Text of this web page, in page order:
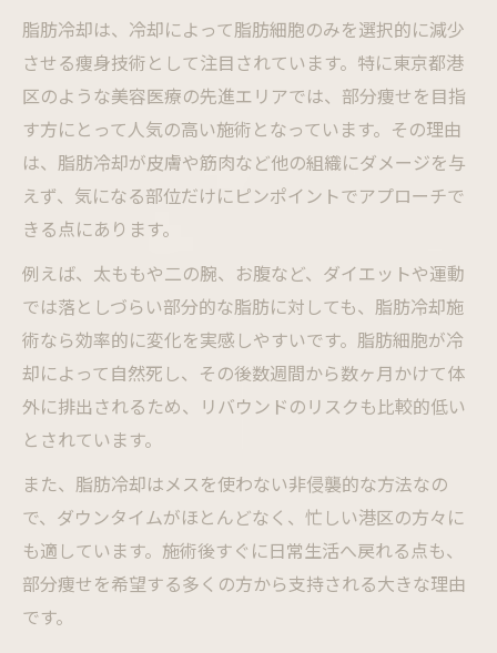
脂肪冷却は、冷却によって脂肪細胞のみを選択的に減少
させる痩身技術として注目されています。特に東京都港
区のような美容医療の先進エリアでは、部分痩せを目指
す方にとって人気の高い施術となっています。その理由
は、脂肪冷却が皮膚や筋肉など他の組織にダメージを与
えず、気になる部位だけにピンポイントでアプローチで
きる点にあります。
例えば、太ももや二の腕、お腹など、ダイエットや運動
では落としづらい部分的な脂肪に対しても、脂肪冷却施
術なら効率的に変化を実感しやすいです。脂肪細胞が冷
却によって自然死し、その後数週間から数ヶ月かけて体
外に排出されるため、リバウンドのリスクも比較的低い
とされています。
また、脂肪冷却はメスを使わない非侵襲的な方法なの
で、ダウンタイムがほとんどなく、忙しい港区の方々に
も適しています。施術後すぐに日常生活へ戻れる点も、
部分痩せを希望する多くの方から支持される大きな理由
です。